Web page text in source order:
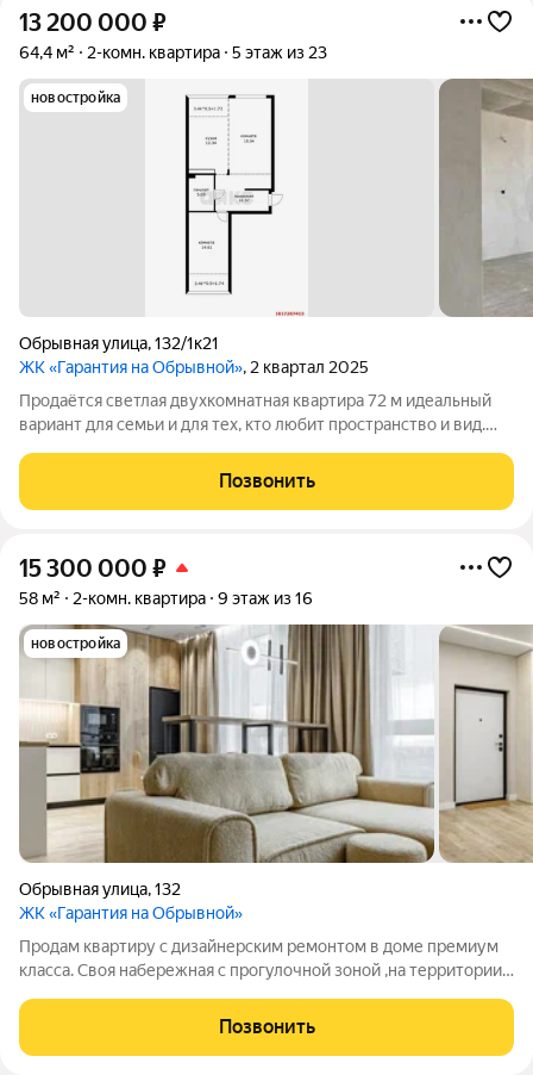
13 200 000 ₽
64,4 м² 2-комн. квартира 5 этаж из 23
новостройка
Обрывная улица,132/1к21
ЖК «Гарантия на Обрывной», 2 квартал 2025
Продаётся светлая двухкомнатная квартира 72 м идеальный
вариант для семьи и для тех, кто любит пространство и вид.
отделкой, потолки 2,80
Позвонить
15 300 000 ₽
58 м² 2-комн. квартира 9 этаж из 16
новостройка
Обрывная улица,132
ЖК «Гарантия на Обрывной»
Продам квартиру с дизайнерским ремонтом в доме премиум
класса. Своя набережная с прогулочной зоной ,на территории
школа Наследие. Развитая инфраструктура , рядом трамвайная
остановка, 15 минут
Позвонить